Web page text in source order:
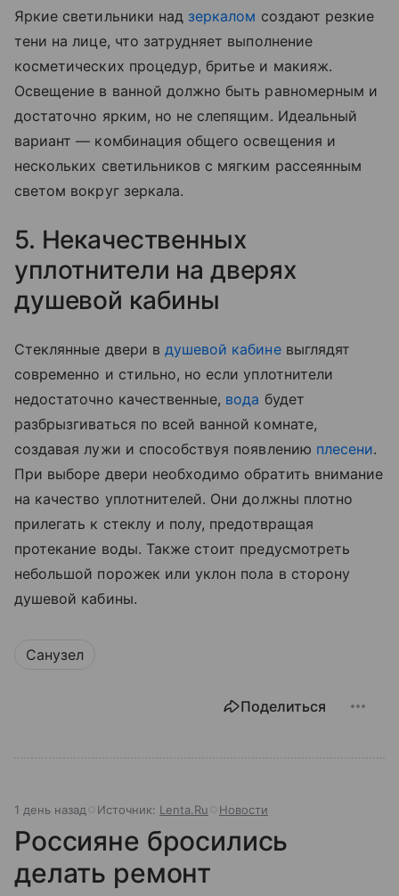
Яркие светильники над зеркалом создают резкие
тени на лице, что затрудняет выполнение
косметических процедур, бритье и макияж.
Освещение в ванной должно быть равномерным и
достаточно ярким, но не слепящим. Идеальный
вариант — комбинация общего освещения и
нескольких светильников с мягким рассеянным
светом вокруг зеркала.
5. Некачественных
уплотнители на дверях
душевой кабины
Стеклянные двери в душевой кабиневыглядят
современно и стильно, но если уплотнители
недостаточно качественные, вода будет
разбрызгиваться по всей ванной комнате,
создавая лужи и способствуя появлению плесени.
При выборе двери необходимо обратить внимание
на качество уплотнителей. Они должны плотно
прилегать к стеклу и полу, предотвращая
протекание воды. Также стоит предусмотреть
небольшой порожек или уклон пола в сторону
душевой кабины.
Санузел
Поделиться
1 день назад Источник: Lenta.Ru Новости
Россияне бросились
делать ремонт